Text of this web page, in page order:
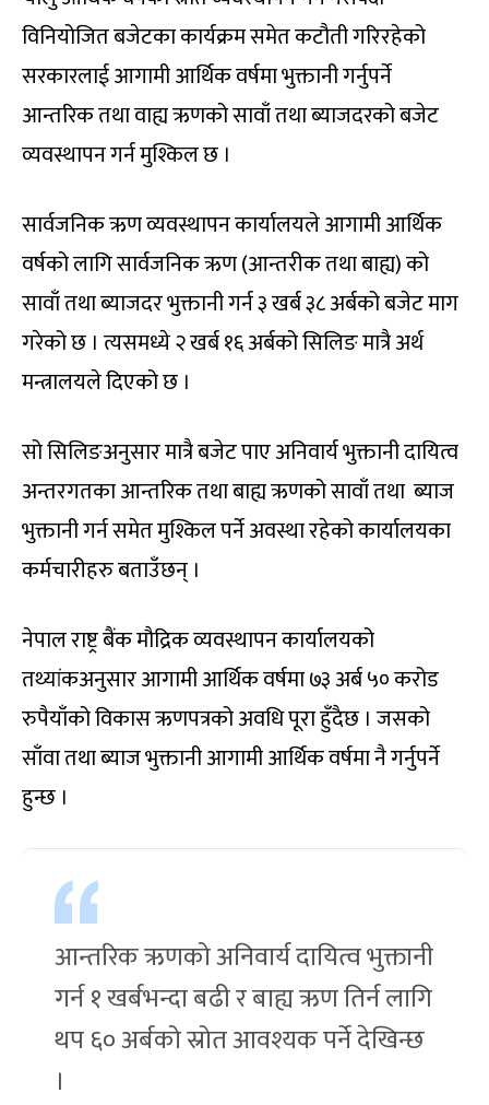
विनियोजित बजेटका कार्यक्रम समेत कटौती गरिरहेको
सरकारलाई आगामी आर्थिक वर्षमा भुक्तानी गर्नुपर्ने
आन्तरिक तथा वाह्य ऋणको सावाँ तथा ब्याजदरको बजेट
व्यवस्थापन गर्न मुश्किल छ ।
सार्वजनिक ऋण व्यवस्थापन कार्यालयले आगामी आर्थिक
वर्षको लागि सार्वजनिक ऋण (आन्तरीक तथा बाह्य) को
सावाँ तथा ब्याजदर भुक्तानी गर्न ३ खर्ब ३८ अर्बको बजेट माग
गरेको छ । त्यसमध्ये २ खर्ब १६ अर्बको सिलिङ मात्रै अर्थ
मन्त्रालयले दिएको छ ।
सो सिलिङअनुसार मात्रै बजेट पाए अनिवार्य भुक्तानी दायित्व
अन्तरगतका आन्तरिक तथा बाह्य ऋणको सावाँ तथा ब्याज
भुक्तानी गर्न समेत मुश्किल पर्ने अवस्था रहेको कार्यालयका
कर्मचारीहरु बताउँछन् ।
नेपाल राष्ट्र बैंक मौद्रिक व्यवस्थापन कार्यालयको
तथ्यांकअनुसार आगामी आर्थिक वर्षमा ७३ अर्ब ५० करोड
रुपैयाँको विकास ऋणपत्रको अवधि पूरा हुँदैछ । जसको
साँवा तथा ब्याज भुक्तानी आगामी आर्थिक वर्षमा नै गर्नुपर्ने
हुन्छ ।
आन्तरिक ऋणको अनिवार्य दायित्व भुक्तानी
गर्न १ खर्बभन्दा बढी र बाह्य ऋण तिर्न लागि
थप ६० अर्बको स्रोत आवश्यक पर्ने देखिन्छ
।